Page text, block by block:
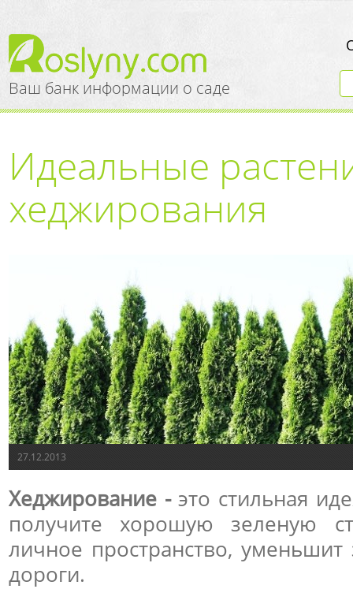
Ваш банк информации о саде
Идеальные
хеджирования
27.12.2013
Хеджирование -это стильная
получите хорошую зеленую
личное пространство,
дороги.